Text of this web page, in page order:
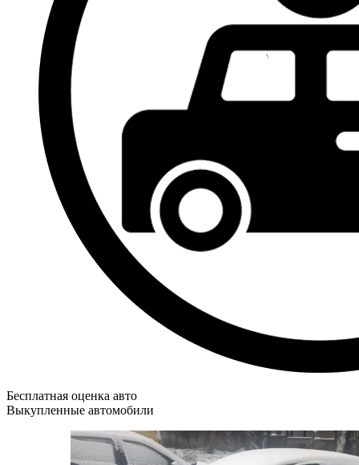
Бесплатная оценка авто
Выкупленные автомобили